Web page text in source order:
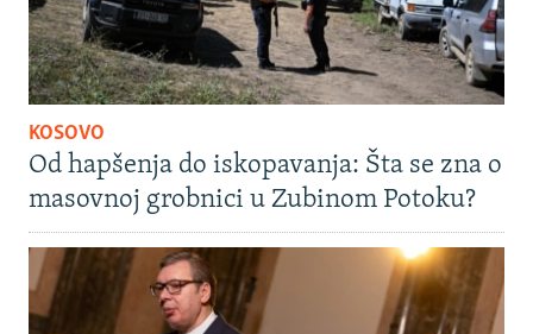
KOSOVO
Od hapšenja do iskopavanja: Šta se zna o
masovnoj grobnici u Zubinom Potoku?